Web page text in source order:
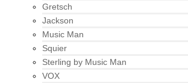
Gretsch
Jackson
Music Man
Squier
Sterling by Music Man
VOX